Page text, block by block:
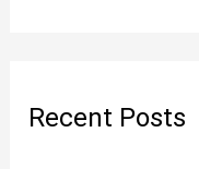
Recent Posts